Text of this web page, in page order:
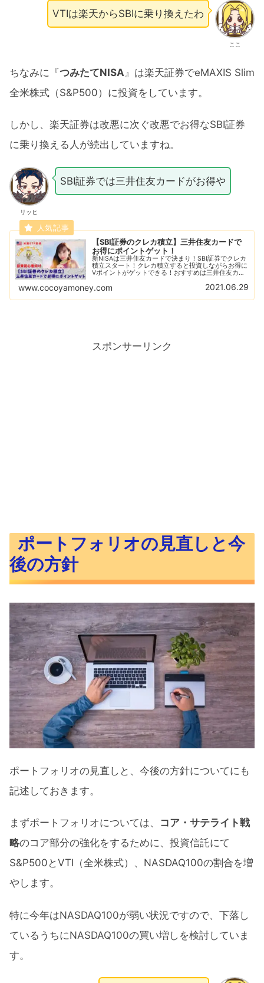
ここ
VTIは楽天からSBIに乗り換えたわ
ちなみに『つみたてNISA 』は楽天証券でeMAXIS Slim
全米株式（S&P500）に投資をしています。
しかし、楽天証券は改悪に次ぐ改悪でお得なSBI証券
に乗り換える人が続出していますね。
リッヒ
SBI証券では三井住友カードがお得や
【SBI証券のクレカ積立】三井住友カードで
お得にポイントゲット！
新NISAは三井住友カードで決まり！SBI証券でクレカ
積立スタート！クレカ積立すると投資しながらお得に
Vポイントがゲットできる！おすすめは三井住友カー
www.cocoyamoney.com 2021.06.29
スポンサーリンク
ポートフォリオの見直しと今
後の方針
ポートフォリオの見直しと、今後の方針についてにも
記述しておきます。
まずポートフォリオについては、 コア・サテライト戦
略のコア部分の強化をするために、投資信託にて
S&P500とVTI（全米株式）、NASDAQ100の割合を増
やします。
特に今年はNASDAQ100が弱い状況ですので、下落し
ているうちにNASDAQ100の買い増しを検討していま
す。